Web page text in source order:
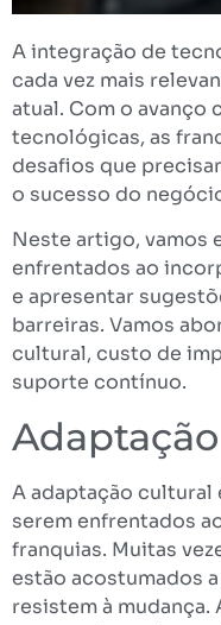
A integração de
cada vez mais
atual. Com o avanço
tecnológicas, as
desafios que
o sucesso do
Neste artigo, vamos
enfrentados ao
e apresentar
barreiras. Vamos
cultural, custo de
suporte contínuo.
A adaptação cultural
serem enfrentados
franquias. Muitas
estão acostumados
resistem à